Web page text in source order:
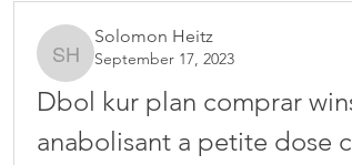
Solomon Heitz
Solomon Heitz
September 17, 2023
Dbol kur plan comprar
anabolisant a petite dose